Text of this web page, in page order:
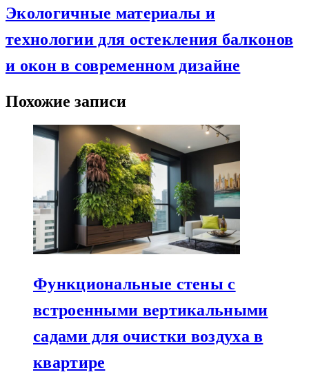
Экологичные материалы и
технологии для остекления балконов
и окон в современном дизайне
Похожие записи
Функциональные стены с
встроенными вертикальными
садами для очистки воздуха в
квартире